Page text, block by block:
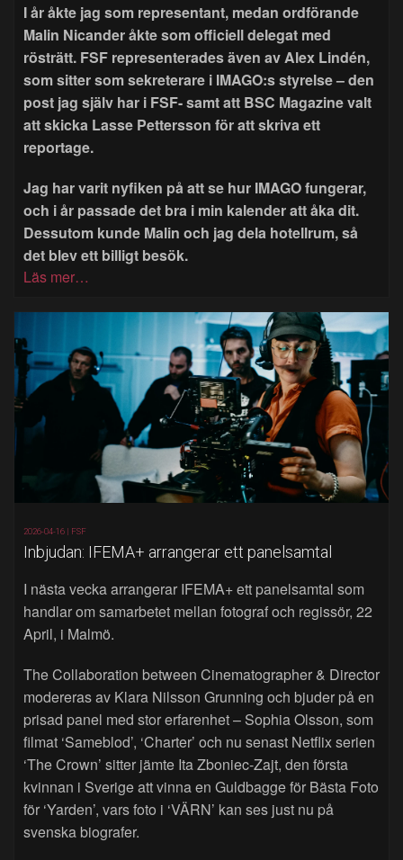
I år åkte jag som representant, medan ordförande
Malin Nicander åkte som officiell delegat med
rösträtt. FSF representerades även av Alex Lindén,
som sitter som sekreterare i IMAGO:s styrelse – den
post jag själv har i FSF- samt att BSC Magazine valt
att skicka Lasse Pettersson för att skriva ett
reportage.
Jag har varit nyfiken på att se hur IMAGO fungerar,
och i år passade det bra i min kalender att åka dit.
Dessutom kunde Malin och jag dela hotellrum, så
det blev ett billigt besök.
Läs mer…
2026-04-16 | FSF
Inbjudan: IFEMA+ arrangerar ett panelsamtal
I nästa vecka arrangerar IFEMA+ ett panelsamtal som
handlar om samarbetet mellan fotograf och regissör, 22
April, i Malmö.
The Collaboration between Cinematographer & Director
modereras av Klara Nilsson Grunning och bjuder på en
prisad panel med stor erfarenhet – Sophia Olsson, som
filmat ‘Sameblod’, ‘Charter’ och nu senast Netflix serien
‘The Crown’ sitter jämte Ita Zboniec-Zajt, den första
kvinnan i Sverige att vinna en Guldbagge för Bästa Foto
för ‘Yarden’, vars foto i ‘VÄRN’ kan ses just nu på
svenska biografer.